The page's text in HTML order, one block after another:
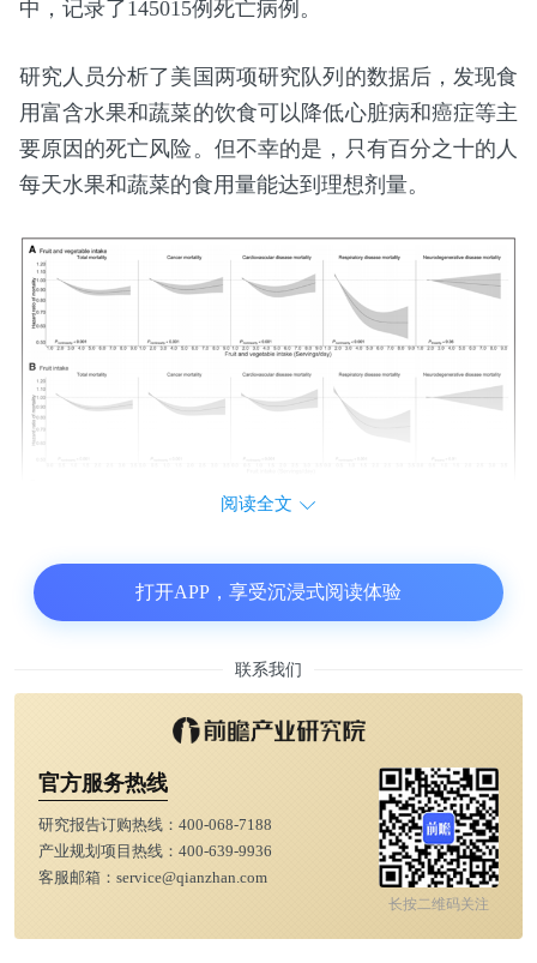
中，记录了145015例死亡病例。
研究人员分析了美国两项研究队列的数据后，发现食
用富含水果和蔬菜的饮食可以降低心脏病和癌症等主
要原因的死亡风险。但不幸的是，只有百分之十的人
每天水果和蔬菜的食用量能达到理想剂量。
研究人员调整了已知和可疑的混杂变量以及风险因素
量与癌症、心血管疾病和呼吸系统疾病引起的总死亡
率和病因特异性死亡率呈非线性负相关。
阅读全文
打开APP，享受沉浸式阅读体验
联系我们
官方服务热线
研究报告订购热线： 400-068-7188
产业规划项目热线： 400-639-9936
客服邮箱： service@qianzhan.com
长按二维码关注